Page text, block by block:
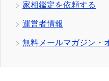
家相鑑定を依頼する
運営者情報
無料メールマガジン・